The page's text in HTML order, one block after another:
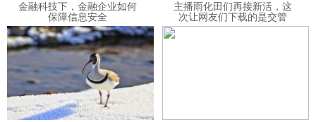
金融科技下，金融企业如何
保障信息安全
主播雨化田们再接新活，这
次让网友们下载的是交管
12123APP